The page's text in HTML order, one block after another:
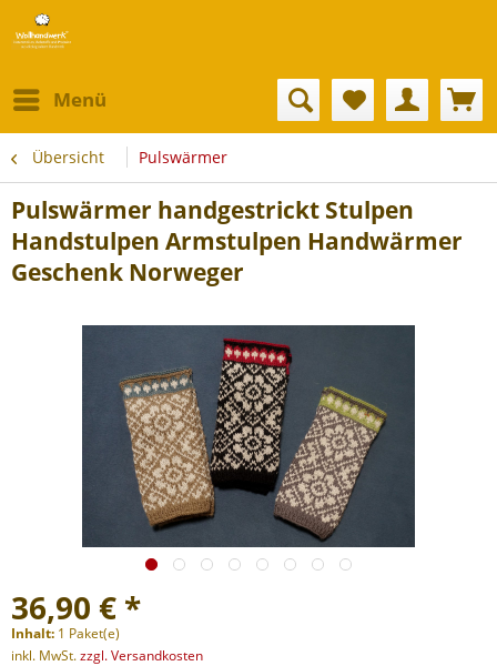
Menü
Übersicht Pulswärmer
Pulswärmer handgestrickt Stulpen
Handstulpen Armstulpen Handwärmer
Geschenk Norweger
36,90 € *
Inhalt: 1 Paket(e)
inkl. MwSt.zzgl. Versandkosten